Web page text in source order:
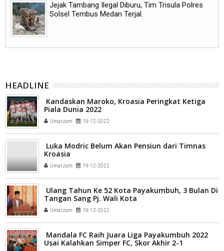
Jejak Tambang Ilegal Diburu, Tim Trisula Polres
Solsel Tembus Medan Terjal.
HEADLINE
Kandaskan Maroko, Kroasia Peringkat Ketiga
Piala Dunia 2022
Umarzam 19-12-2022
Luka Modric Belum Akan Pensiun dari Timnas
Kroasia
Umarzam 19-12-2022
Ulang Tahun Ke 52 Kota Payakumbuh, 3 Bulan Di
Tangan Sang Pj. Wali Kota
Umarzam 19-12-2022
Mandala FC Raih Juara Liga Payakumbuh 2022
Usai Kalahkan Simper FC, Skor Akhir 2-1